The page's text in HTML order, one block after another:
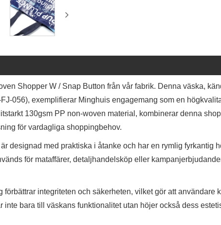
Shopper W / Snap Button från vår fabrik. Denna väska,
056), exemplifierar Minghuis engagemang som en
130gsm PP non-woven material, kombinerar denna
för vardagliga shoppingbehov.
designad med praktiska i åtanke och har en rymlig fyrkantig
för mataffärer, detaljhandelsköp eller
integriteten och säkerheten, vilket gör att användare
inte bara till väskans funktionalitet utan höjer också dess